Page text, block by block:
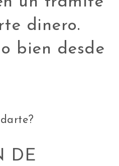
dinero.
bien desde
DE